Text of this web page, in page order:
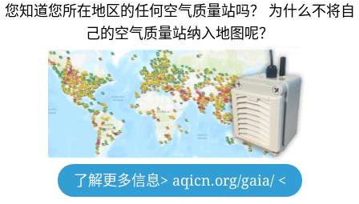
您知道您所在地区的任何空气质量站吗？
为什么不将自
己的空气质量站纳入地图呢？
了解更多信息> aqicn.org/gaia/ <